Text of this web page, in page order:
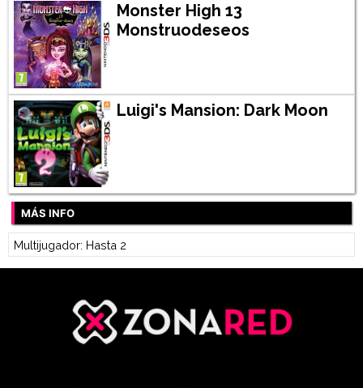
Monster High 13
Monstruodeseos
Luigi's Mansion: Dark Moon
MÁS INFO
Multijugador: Hasta 2